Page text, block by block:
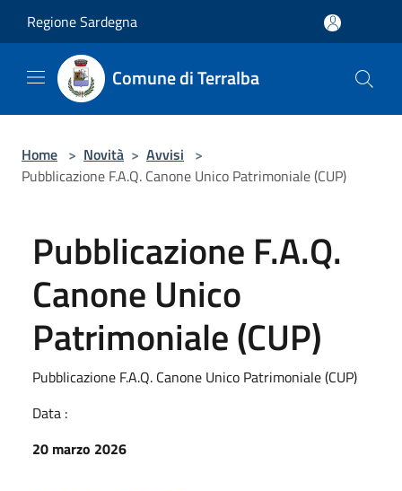
Regione Sardegna
Comune di Terralba
Home > Novità > Avvisi >
Pubblicazione F.A.Q. Canone Unico Patrimoniale (CUP)
Pubblicazione F.A.Q.
Canone Unico
Patrimoniale (CUP)
Pubblicazione F.A.Q. Canone Unico Patrimoniale (CUP)
Data :
20 marzo 2026